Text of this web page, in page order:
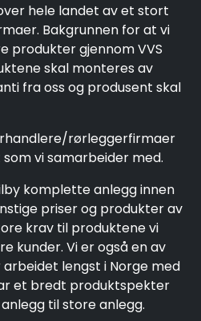
hele landet av et stort
Bakgrunnen for at vi
produkter gjennom VVS
skal monteres av
fra oss og produsent skal
rørleggerfirmaer
vi samarbeider med.
komplette anlegg innen
priser og produkter av
krav til produktene vi
kunder. Vi er også en av
lengst i Norge med
et bredt produktspekter
til store anlegg.